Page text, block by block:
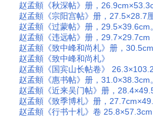
赵孟頫《秋深帖》册，
赵孟頫《宗阳宫帖》册，27.5×28.7
赵孟頫《过蒙帖》册，
赵孟頫《违远帖》册，
赵孟頫《致中峰和尚札》册，
赵孟頫《致中峰和尚札》
赵孟頫《国宾山长帖卷》
赵孟頫《惠书帖》册，
赵孟頫《近来吴门帖》册，
赵孟頫《致季博札》册，
赵孟頫《行书十札》卷